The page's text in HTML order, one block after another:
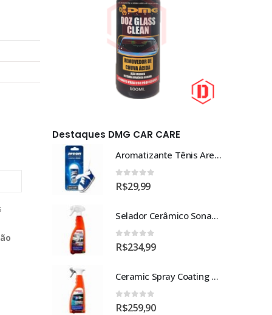
Destaques DMG CAR CARE
Aromatizante Tênis Areon Fresh Wave New Car / Carro Novo
0 out of 5
R$29,99
Selador Cerâmico Sonax Xtreme Ceramic Spray + Seal (750ml)
0 out of 5
R$234,99
Ceramic Spray Coating Sonax 750ml
0 out of 5
R$259,90